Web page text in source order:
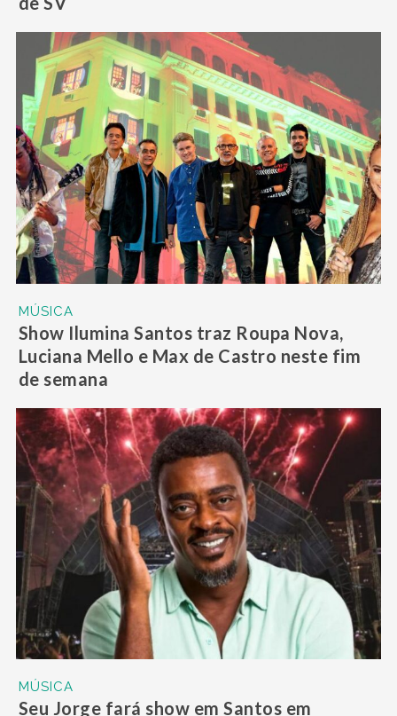
MÚSICA
Show Ilumina Santos traz Roupa Nova,
Luciana Mello e Max de Castro neste fim
de semana
MÚSICA
Seu Jorge fará show em Santos em